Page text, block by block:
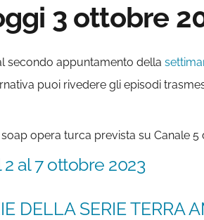
3 ottobre
secondo appuntamento della
puoi rivedere gli episodi
opera turca prevista su Canale 5
al 7 ottobre 2023
DELLA SERIE TERRA